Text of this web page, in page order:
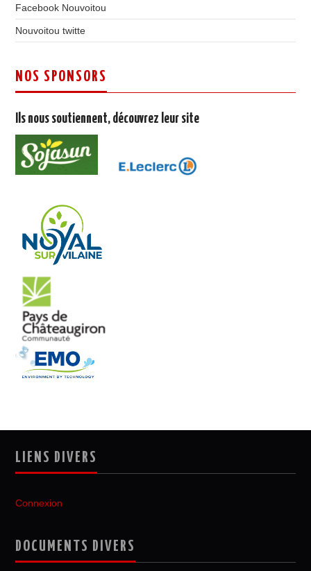
Facebook Nouvoitou
Nouvoitou twitte
NOS SPONSORS
Ils nous soutiennent, découvrez leur site
LIENS DIVERS
Connexion
DOCUMENTS DIVERS